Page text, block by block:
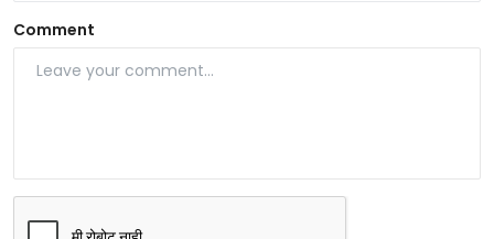
Comment